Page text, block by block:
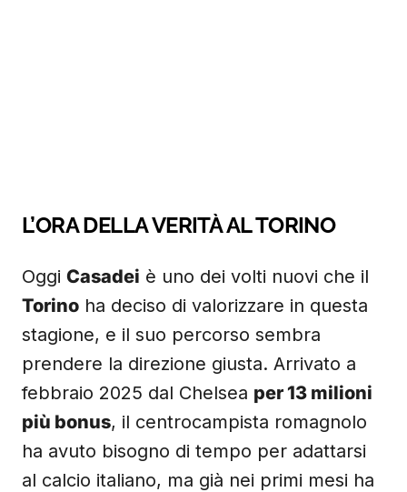
L’ORA DELLA VERITÀ AL TORINO
Oggi Casadei è uno dei volti nuovi che il
Torino ha deciso di valorizzare in questa
stagione, e il suo percorso sembra
prendere la direzione giusta. Arrivato a
febbraio 2025 dal Chelsea per 13 milioni
più bonus, il centrocampista romagnolo
ha avuto bisogno di tempo per adattarsi
al calcio italiano, ma già nei primi mesi ha